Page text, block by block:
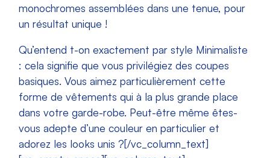
monochromes assemblées dans une tenue, pour
un résultat unique !
Qu’entend t-on exactement par style Minimaliste
: cela signifie que vous privilégiez des coupes
basiques. Vous aimez particulièrement cette
forme de vêtements qui à la plus grande place
dans votre garde-robe. Peut-être même êtes-
vous adepte d’une couleur en particulier et
adorez les looks unis ?[/vc_column_text]